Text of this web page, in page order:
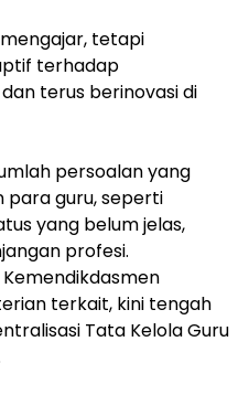
tetapi
terhadap
terus berinovasi di
persoalan yang
para guru, seperti
yang belum jelas,
profesi.
terkait, kini tengah
Tata Kelola Guru